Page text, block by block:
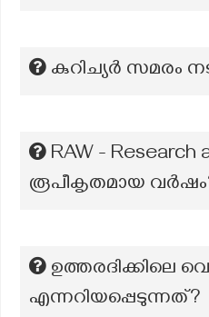
കുറിച്യർ സമരം
RAW - Research
രൂപീകൃതമായ
ഉത്തരദിക്കിലെ
എന്നറിയപ്പെടുന്നത്?